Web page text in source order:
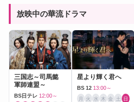
放映中の華流ドラマ
三国志～司馬懿
軍師連盟～
BS日テレ 12:00～
星より輝く君へ
BS 12 13:00～
月 火 水 木 金 土 日